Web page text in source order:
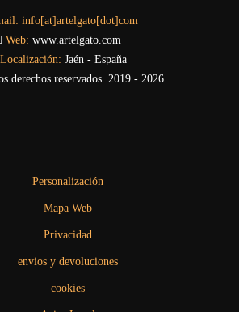
info[at]artelgato[dot]com
Web: www.artelgato.com
Localización: Jaén - España
derechos reservados. 2019 - 2026
Personalización
Mapa Web
Privacidad
envios y devoluciones
cookies